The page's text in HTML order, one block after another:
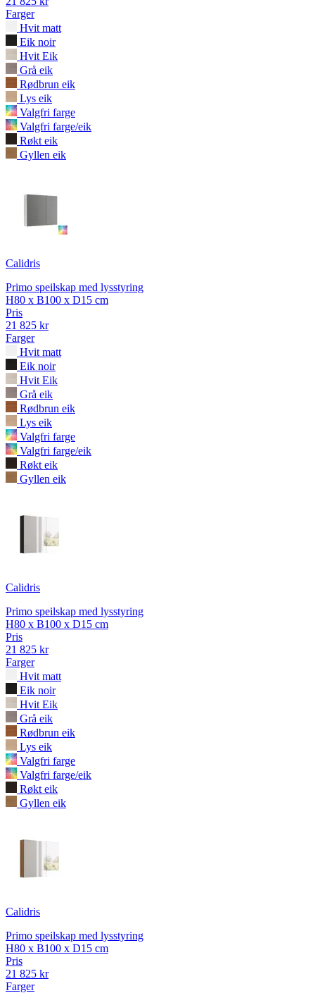
Farger
Hvit matt
Eik noir
Hvit Eik
Grå eik
Rødbrun eik
Lys eik
Valgfri farge
Valgfri farge/eik
Røkt eik
Gyllen eik
Calidris
Primo speilskap med lysstyring
H80 x B100 x D15 cm
Pris
21 825 kr
Farger
Hvit matt
Eik noir
Hvit Eik
Grå eik
Rødbrun eik
Lys eik
Valgfri farge
Valgfri farge/eik
Røkt eik
Gyllen eik
Calidris
Primo speilskap med lysstyring
H80 x B100 x D15 cm
Pris
21 825 kr
Farger
Hvit matt
Eik noir
Hvit Eik
Grå eik
Rødbrun eik
Lys eik
Valgfri farge
Valgfri farge/eik
Røkt eik
Gyllen eik
Calidris
Primo speilskap med lysstyring
H80 x B100 x D15 cm
Pris
21 825 kr
Farger